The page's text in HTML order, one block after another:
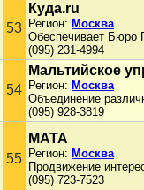
53
Куда.ru
Регион: Москва
Обеспечивает Бюро
(095) 231-4994
54
Мальтийское
Регион: Москва
Объединение
(095) 928-3819
55
МАТА
Регион: Москва
Продвижение
(095) 723-7523